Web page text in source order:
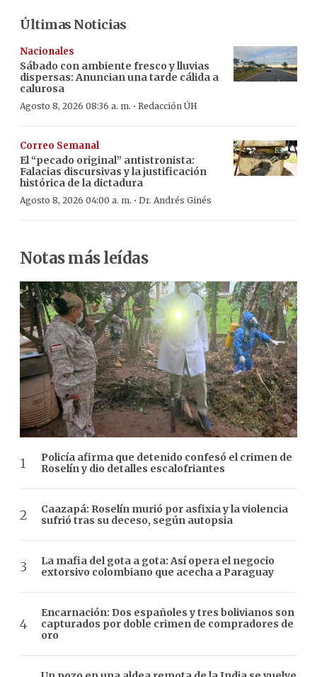
Últimas Noticias
Nacionales
Sábado con ambiente fresco y lluvias
dispersas: Anuncian una tarde cálida a
calurosa
Agosto 8, 2026 08:36 a. m. · Redacción ÚH
Correo Semanal
El “pecado original” antistronista:
Falacias discursivas y la justificación
histórica de la dictadura
Agosto 8, 2026 04:00 a. m. · Dr. Andrés Ginés
Notas más leídas
Policía afirma que detenido confesó el crimen de
Roselín y dio detalles escalofriantes
Caazapá: Roselín murió por asfixia y la violencia
sufrió tras su deceso, según autopsia
La mafia del gota a gota: Así opera el negocio
extorsivo colombiano que acecha a Paraguay
Encarnación: Dos españoles y tres bolivianos son
capturados por doble crimen de compradores de
oro